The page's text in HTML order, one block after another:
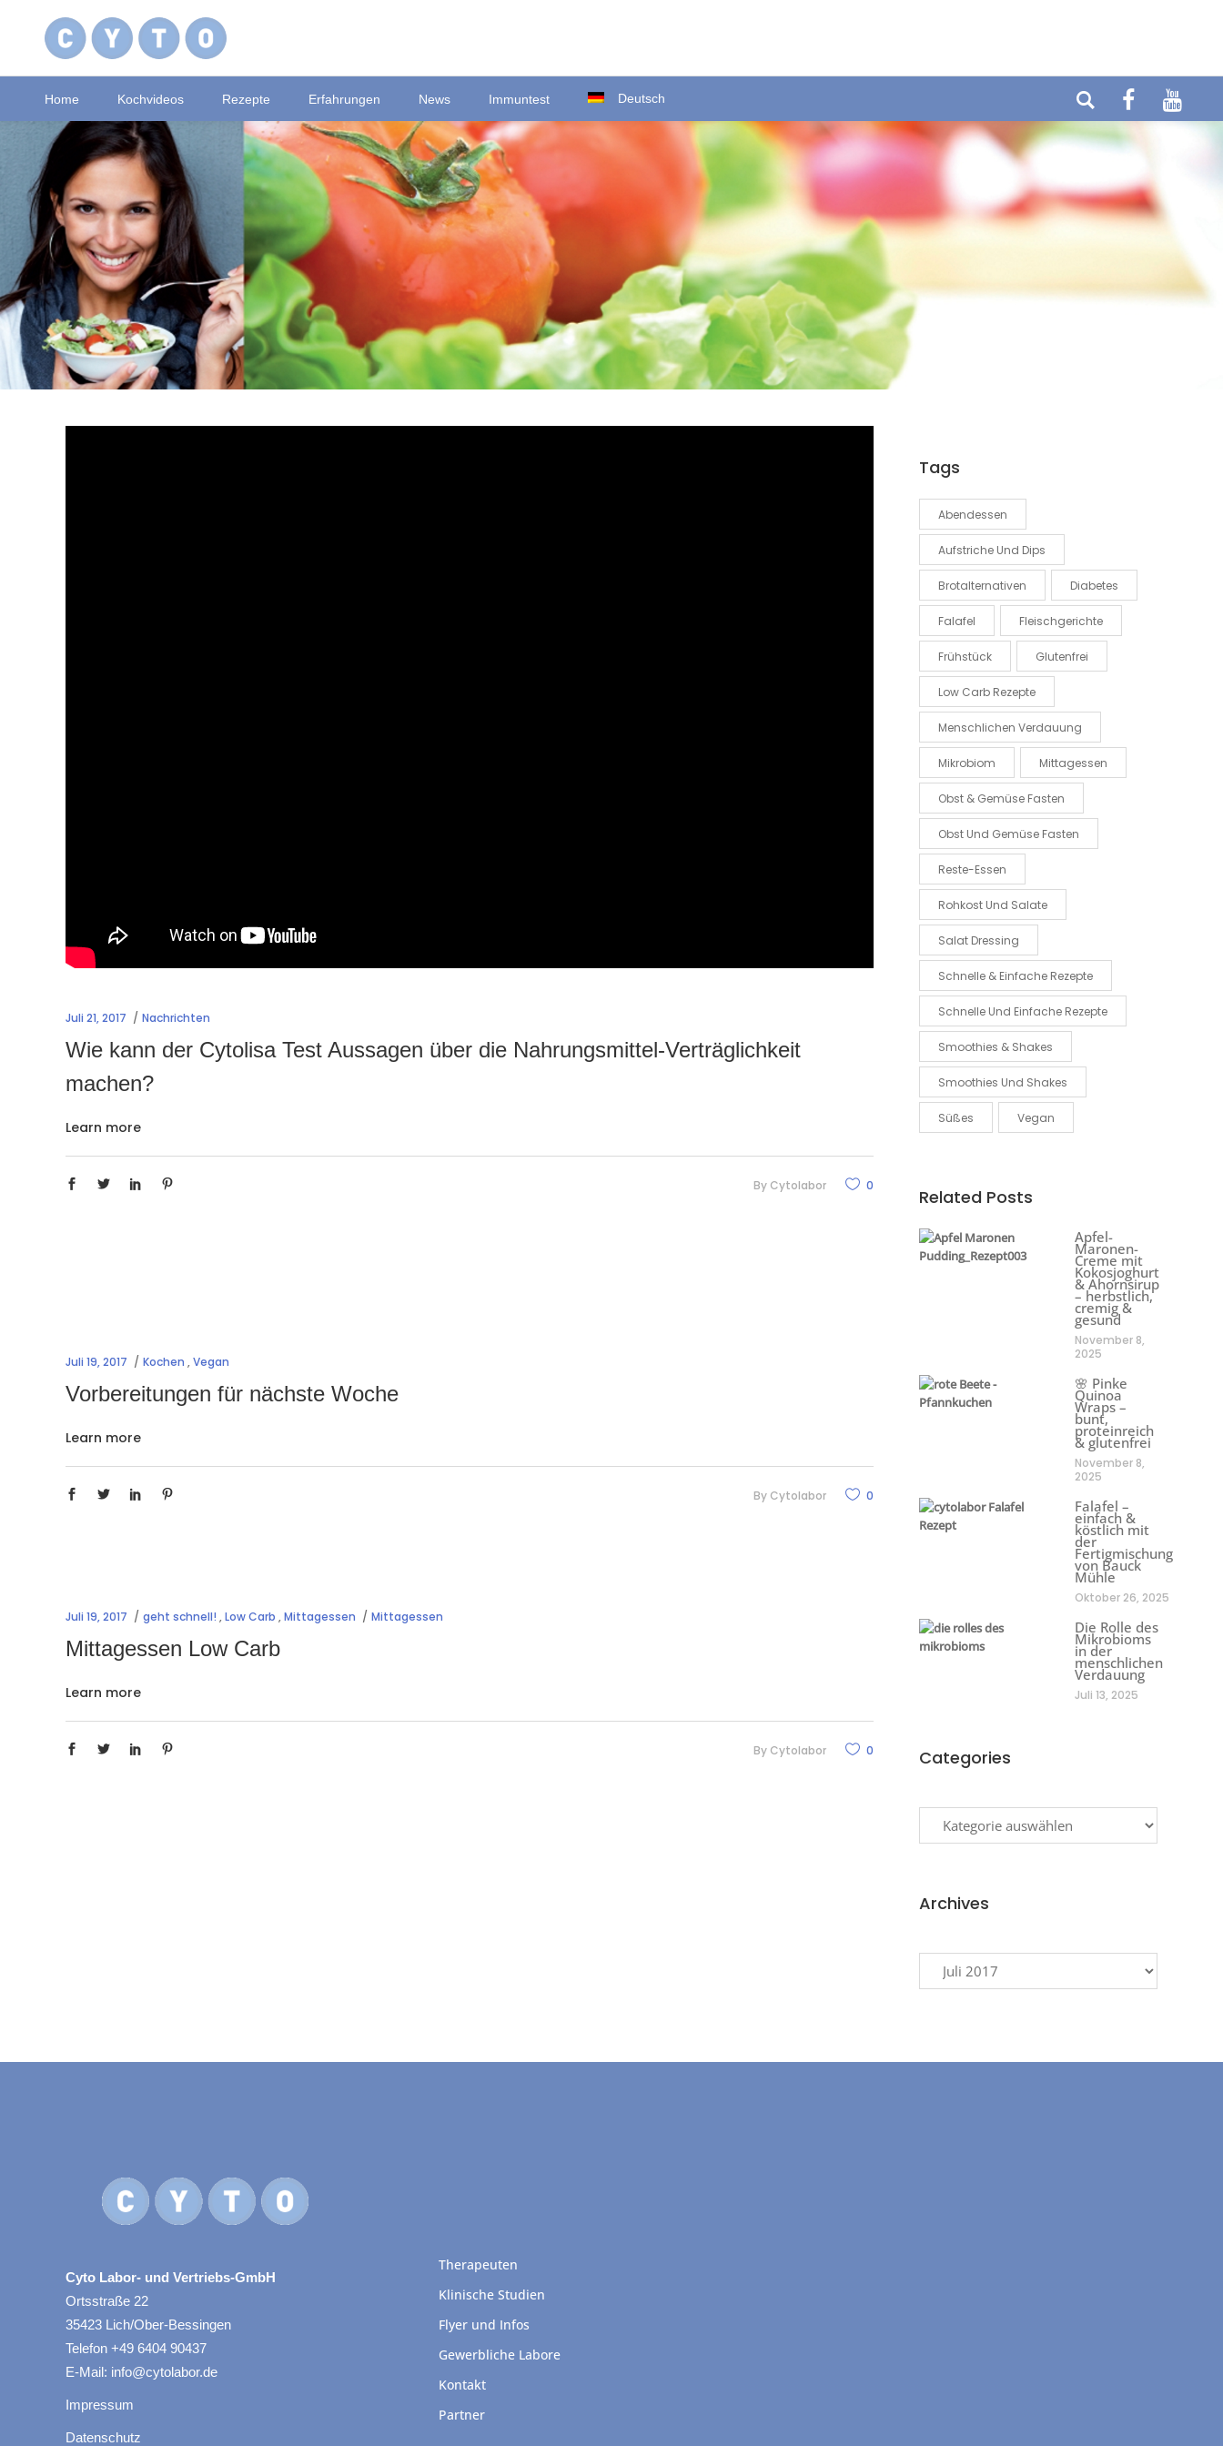
Ortsstraße 22
D-35423 Lich/Ober-Bessingen Fax: +49 (0) 6404-90458
E-mail:
info@cytolabor.de
Home Kochvideos Rezepte Erfahrungen News Immuntest Deutsch
Juli 21, 2017 Nachrichten
Wie kann der Cytolisa Test Aussagen über die Nahrungsmittel-Verträglichkeit
machen?
Learn more
By Cytolabor 0
Juli 19, 2017 Kochen ,Vegan
Vorbereitungen für nächste Woche
Learn more
By Cytolabor 0
Juli 19, 2017 geht schnell! ,Low Carb ,Mittagessen Mittagessen
Mittagessen Low Carb
Learn more
By Cytolabor 0
Tags
Abendessen
Aufstriche Und Dips
Brotalternativen Diabetes
Falafel Fleischgerichte
Frühstück Glutenfrei
Low Carb Rezepte
Menschlichen Verdauung
Mikrobiom Mittagessen
Obst & Gemüse Fasten
Obst Und Gemüse Fasten
Reste-Essen
Rohkost Und Salate
Salat Dressing
Schnelle & Einfache Rezepte
Schnelle Und Einfache Rezepte
Smoothies & Shakes
Smoothies Und Shakes
Süßes Vegan
Related Posts
Apfel-
Maronen-
Creme mit
Kokosjoghurt
& Ahornsirup
– herbstlich,
cremig &
gesund
November 8,
2025
🌸 Pinke
Quinoa
Wraps –
bunt,
proteinreich
& glutenfrei
November 8,
2025
Falafel –
einfach &
köstlich mit
der
Fertigmischung
von Bauck
Mühle
Oktober 26, 2025
Die Rolle des
Mikrobioms
in der
menschlichen
Verdauung
Juli 13, 2025
Categories
Archives
Cyto Labor- und Vertriebs-GmbH
Ortsstraße 22
35423 Lich/Ober-Bessingen
Telefon +49 6404 90437
E-Mail: info@cytolabor.de
Impressum
Datenschutz
Therapeuten
Klinische Studien
Flyer und Infos
Gewerbliche Labore
Kontakt
Partner